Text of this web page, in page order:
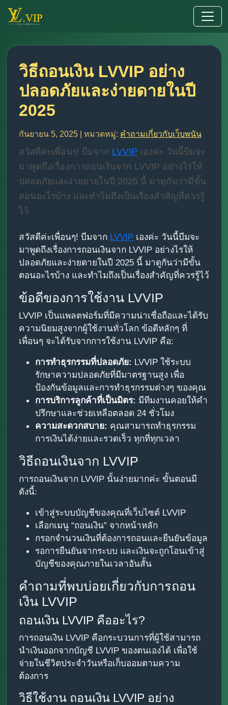
วิธีถอนเงิน LVVIP อย่าง
ปลอดภัยและง่ายดายในปี
2025
กันยายน 5, 2025 | หมวดหมู่: คำถามเกี่ยวกับเว็บพนัน
สวัสดีค่ะเพื่อนๆ! บีมจาก LVVIP เองค่ะ วันนี้บีมจะ
มาพูดถึงเรื่องการถอนเงินจาก LVVIP อย่างไรให้
ปลอดภัยและง่ายดายในปี 2025 นี้ มาดูกันว่ามีขั้น
ตอนอะไรบ้าง และทำไมถึงเป็นเรื่องสำคัญที่ควรรู้
ไว้
สวัสดีค่ะเพื่อนๆ! บีมจาก LVVIP เองค่ะ วันนี้บีมจะ
มาพูดถึงเรื่องการถอนเงินจาก LVVIP อย่างไรให้
ปลอดภัยและง่ายดายในปี 2025 นี้ มาดูกันว่ามีขั้น
ตอนอะไรบ้าง และทำไมถึงเป็นเรื่องสำคัญที่ควรรู้ไว้
ข้อดีของการใช้งาน LVVIP
LVVIP เป็นแพลตฟอร์มที่มีความน่าเชื่อถือและได้รับ
ความนิยมสูงจากผู้ใช้งานทั่วโลก ข้อดีหลักๆ ที่
เพื่อนๆ จะได้รับจากการใช้งาน LVVIP คือ:
การทำธุรกรรมที่ปลอดภัย: LVVIP ใช้ระบบ
รักษาความปลอดภัยที่มีมาตรฐานสูง เพื่อ
ป้องกันข้อมูลและการทำธุรกรรมต่างๆ ของคุณ
การบริการลูกค้าที่เป็นมิตร: มีทีมงานคอยให้คำ
ปรึกษาและช่วยเหลือตลอด 24 ชั่วโมง
ความสะดวกสบาย: คุณสามารถทำธุรกรรม
การเงินได้ง่ายและรวดเร็ว ทุกที่ทุกเวลา
วิธีถอนเงินจาก LVVIP
การถอนเงินจาก LVVIP นั้นง่ายมากค่ะ ขั้นตอนมี
ดังนี้:
เข้าสู่ระบบบัญชีของคุณที่เว็บไซต์ LVVIP
เลือกเมนู “ถอนเงิน” จากหน้าหลัก
กรอกจำนวนเงินที่ต้องการถอนและยืนยันข้อมูล
รอการยืนยันจากระบบ และเงินจะถูกโอนเข้าสู่
บัญชีของคุณภายในเวลาอันสั้น
คำถามที่พบบ่อยเกี่ยวกับการถอน
เงิน LVVIP
ถอนเงิน LVVIP คืออะไร?
การถอนเงิน LVVIP คือกระบวนการที่ผู้ใช้สามารถ
นำเงินออกจากบัญชี LVVIP ของตนเองได้ เพื่อใช้
จ่ายในชีวิตประจำวันหรือเก็บออมตามความ
ต้องการ
วิธีใช้งาน ถอนเงิน LVVIP อย่าง